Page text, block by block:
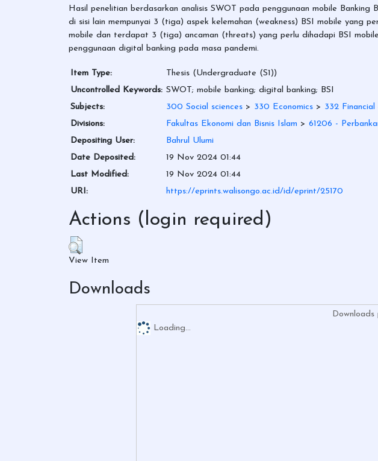
Hasil penelitian berdasarkan analisis SWOT pada penggunaan mobile
di sisi lain mempunyai 3 (tiga) aspek kelemahan (weakness) BSI mobile yang
mobile dan terdapat 3 (tiga) ancaman (threats) yang perlu dihadapi BSI
penggunaan digital banking pada masa pandemi.
Item Type:
Thesis (Undergraduate (S1))
Uncontrolled Keywords: SWOT; mobile banking; digital banking; BSI
Subjects:
300 Social sciences > 330 Economics > 332 Financial
Divisions:
Fakultas Ekonomi dan Bisnis Islam > 61206 -
Depositing User:
Bahrul Ulumi
Date Deposited:
19 Nov 2024 01:44
Last Modified:
19 Nov 2024 01:44
URI:
https://eprints.walisongo.ac.id/id/eprint/25170
Actions (login required)
View Item
Downloads
Loading...